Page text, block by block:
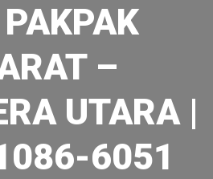
–
UTARA |
6051